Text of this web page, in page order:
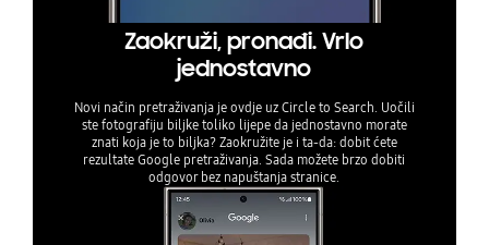
Zaokruži, pronađi. Vrlo
jednostavno
Novi način pretraživanja je ovdje uz Circle to Search. Uočili
ste fotografiju biljke toliko lijepe da jednostavno morate
znati koja je to biljka? Zaokružite je i ta-da: dobit ćete
rezultate Google pretraživanja. Sada možete brzo dobiti
odgovor bez napuštanja stranice.